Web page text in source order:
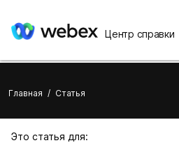
Центр справки
Главная / Статья
Это статья для: